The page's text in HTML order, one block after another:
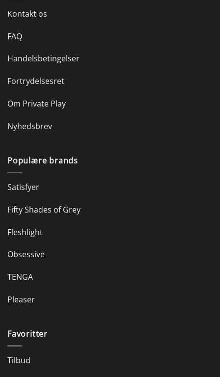
Kontakt os
FAQ
Handelsbetingelser
Fortrydelsesret
Om Private Play
Nyhedsbrev
Populære brands
Satisfyer
Fifty Shades of Grey
Fleshlight
Obsessive
TENGA
Pleaser
Favoritter
Tilbud